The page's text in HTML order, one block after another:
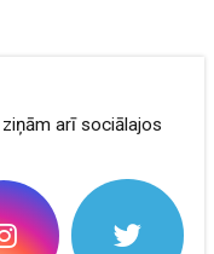
arī sociālajos